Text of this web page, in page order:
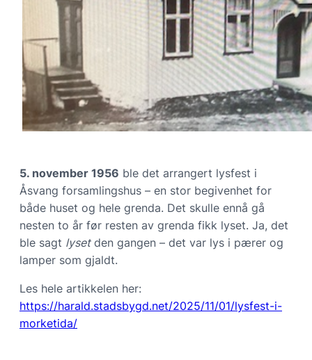
5. november 1956 ble det arrangert lysfest i
Åsvang forsamlingshus – en stor begivenhet for
både huset og hele grenda. Det skulle ennå gå
nesten to år før resten av grenda fikk lyset. Ja, det
ble sagt lysetden gangen – det var lys i pærer og
lamper som gjaldt.
Les hele artikkelen her:
https://harald.stadsbygd.net/2025/11/01/lysfest-i-
morketida/